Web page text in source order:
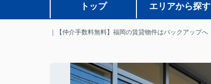
トップ エリアから探す
｜【仲介手数料無料】福岡の賃貸物件はバックアップへ